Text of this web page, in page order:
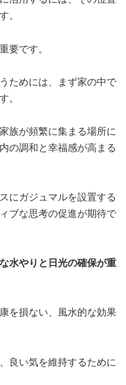
。
要です。
ためには、まず家の中で
。
族が頻繁に集まる場所に
の調和と幸福感が高まる
にガジュマルを設置する
ブな思考の促進が期待で
水やりと日光の確保が重
を損ない、風水的な効果
良い気を維持するために